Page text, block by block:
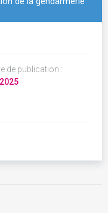
de publication :